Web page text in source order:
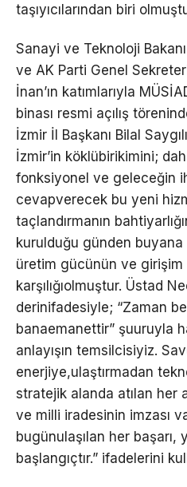
taşıyıcılarından biri
Sanayi ve Teknoloji
ve AK Parti Genel
İnan’ın katımlarıyla
binası resmi açılış
İzmir İl Başkanı Bilal
İzmir’in köklübirikimini;
fonksiyonel ve geleceğin
cevapverecek bu yeni
taçlandırmanın
kurulduğu günden
üretim gücünün ve
karşılığıolmuştur. Üstad
derinifadesiyle; “Zaman
banaemanettir” şuuruyla
anlayışın temsilcisiyiz.
enerjiye,ulaştırmadan
stratejik alanda atılan her
ve milli iradesinin imzası
bugünulaşılan her başarı,
başlangıçtır.” ifadelerini